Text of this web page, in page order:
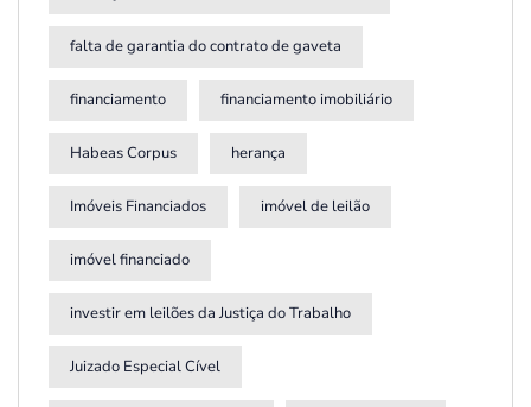
falta de garantia do contrato de gaveta
financiamento financiamento imobiliário
Habeas Corpus herança
Imóveis Financiados imóvel de leilão
imóvel financiado
investir em leilões da Justiça do Trabalho
Juizado Especial Cível